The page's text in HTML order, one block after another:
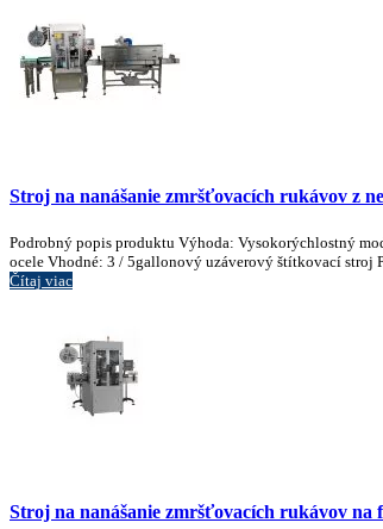
Stroj na nanášanie zmršťovacích rukávov z
Podrobný popis produktu Výhoda: Vysokorýchlostný
ocele Vhodné: 3 / 5gallonový uzáverový štítkovací stroj
Čítaj viac
Stroj na nanášanie zmršťovacích rukávov